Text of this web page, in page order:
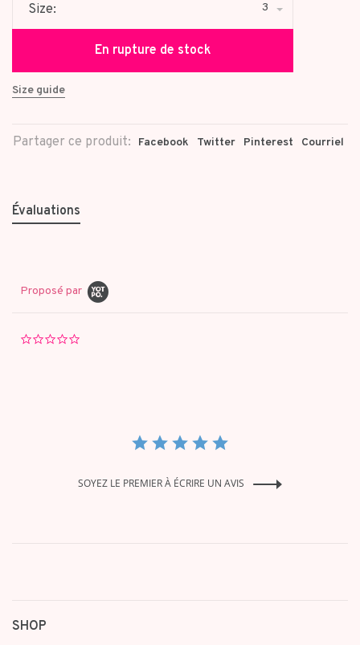
Size: 3
En rupture de stock
Size guide
Partager ce produit: Facebook Twitter Pinterest Courriel
Évaluations
Proposé par
SOYEZ LE PREMIER À ÉCRIRE UN AVIS
SHOP